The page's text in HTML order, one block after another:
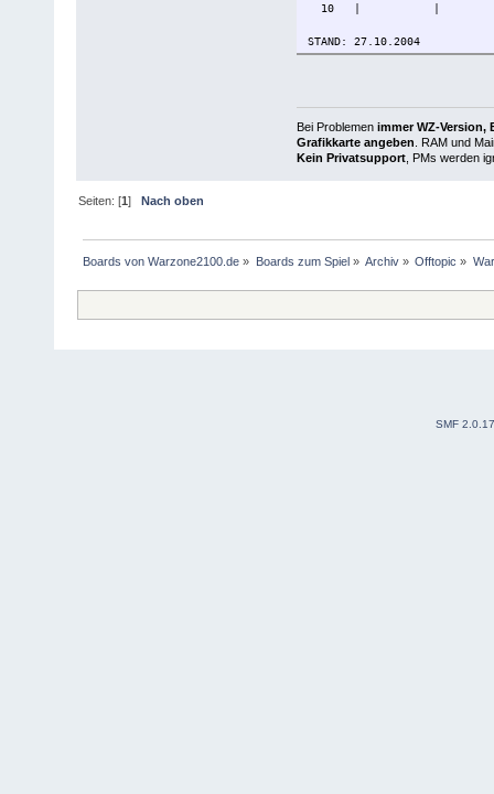
10 | |
STAND: 27.10.2004
Bei Problemen immer WZ-Version,
Grafikkarte angeben . RAM und
Kein Privatsupport, PMs werden
Seiten: [1] Nach oben
Boards von Warzone2100.de » Boards zum Spiel» Archiv» Offtopic »
SMF 2.0.17